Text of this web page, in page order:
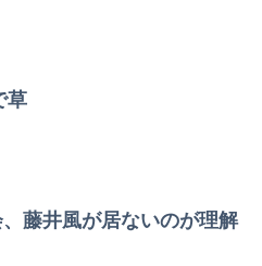
草
藤井風が居ないのが理解